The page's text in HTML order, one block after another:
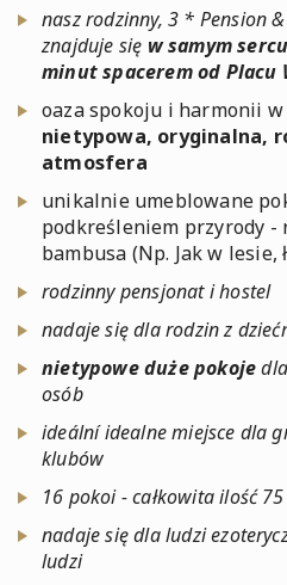
nasz rodzinny, 3 * Pension &
znajduje się w samym
minut spacerem od Placu
oaza spokoju i harmonii
nietypowa, oryginalna,
atmosfera
unikalnie umeblowane
podkreśleniem przyrody -
bambusa (Np. Jak w lesie,
rodzinny pensjonat i hostel
nadaje się dla rodzin z
nietypowe duże pokoje
osób
ideální idealne miejsce dla
klubów
16 pokoi - całkowita ilość 75
nadaje się dla ludzi
ludzi